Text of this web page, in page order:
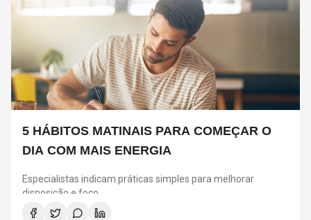
5 HÁBITOS MATINAIS PARA COMEÇAR O
DIA COM MAIS ENERGIA
Especialistas indicam práticas simples para melhorar
disposição e foco